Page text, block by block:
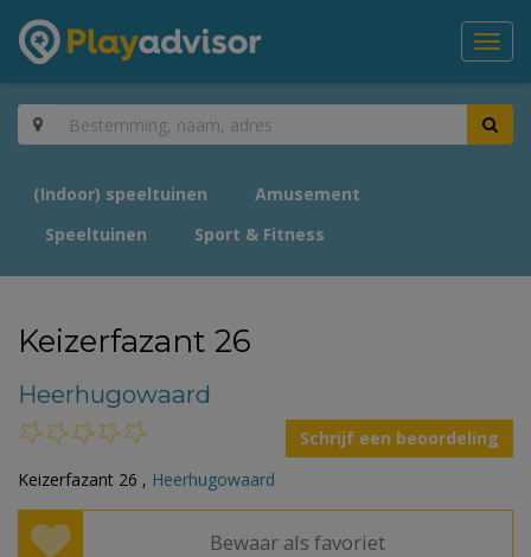
(Indoor) speeltuinen
Amusement
Speeltuinen
Sport & Fitness
Keizerfazant 26
Heerhugowaard
Schrijf een beoordeling
Keizerfazant 26 , Heerhugowaard
Bewaar als favoriet